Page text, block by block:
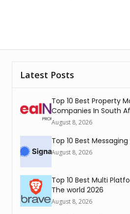
Latest Posts
Top 10 Best Property
Companies In South
August 8, 2026
Top 10 Best
August 8, 2026
Top 10 Best Multi
The world 2026
August 8, 2026